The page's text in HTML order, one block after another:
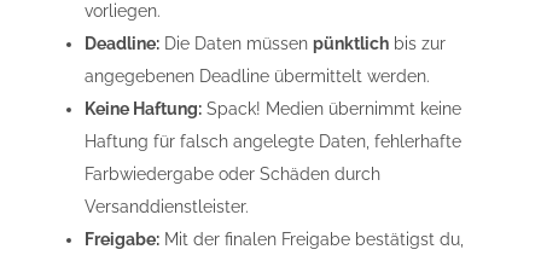
vorliegen.
Deadline:Die Daten müssen pünktlichbis zur
angegebenen Deadline übermittelt werden.
Keine Haftung:Spack! Medien übernimmt keine
Haftung für falsch angelegte Daten, fehlerhafte
Farbwiedergabe oder Schäden durch
Versanddienstleister.
Freigabe:Mit der finalen Freigabe bestätigst du,